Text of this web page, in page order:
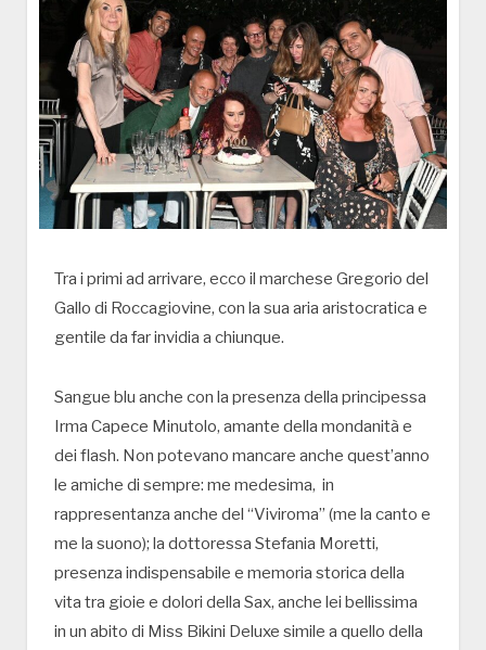
Tra i primi ad arrivare, ecco il marchese Gregorio del
Gallo di Roccagiovine, con la sua aria aristocratica e
gentile da far invidia a chiunque.
Sangue blu anche con la presenza della principessa
Irma Capece Minutolo, amante della mondanità e
dei flash. Non potevano mancare anche quest’anno
le amiche di sempre: me medesima, in
rappresentanza anche del “Viviroma” (me la canto e
me la suono); la dottoressa Stefania Moretti,
presenza indispensabile e memoria storica della
vita tra gioie e dolori della Sax, anche lei bellissima
in un abito di Miss Bikini Deluxe simile a quello della